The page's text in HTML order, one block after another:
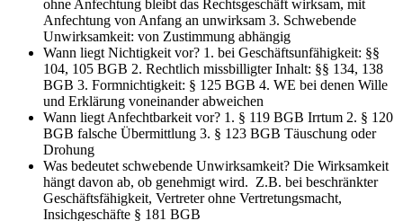
ohne Anfechtung bleibt das Rechtsgeschäft wirksam, mit
Anfechtung von Anfang an unwirksam 3. Schwebende
Unwirksamkeit: von Zustimmung abhängig
Wann liegt Nichtigkeit vor? 1. bei Geschäftsunfähigkeit: §§
104, 105 BGB 2. Rechtlich missbilligter Inhalt: §§ 134, 138
BGB 3. Formnichtigkeit: § 125 BGB 4. WE bei denen Wille
und Erklärung voneinander abweichen
Wann liegt Anfechtbarkeit vor? 1. § 119 BGB Irrtum 2. § 120
BGB falsche Übermittlung 3. § 123 BGB Täuschung oder
Drohung
Was bedeutet schwebende Unwirksamkeit? Die Wirksamkeit
hängt davon ab, ob genehmigt wird. Z.B. bei beschränkter
Geschäftsfähigkeit, Vertreter ohne Vertretungsmacht,
Insichgeschäfte § 181 BGB